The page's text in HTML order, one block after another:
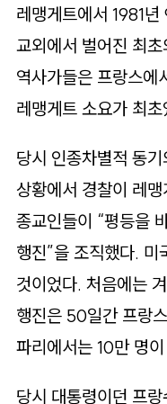
레맹게트에서 1981
교외에서 벌어진 최
역사가들은 프랑스에
레맹게트 소요가 최
당시 인종차별적 동
상황에서 경찰이 레
종교인들이 “평등을
행진”을 조직했다.
것이었다. 처음에는
행진은 50일간 프랑
파리에서는 10만 명
당시 대통령이던 프